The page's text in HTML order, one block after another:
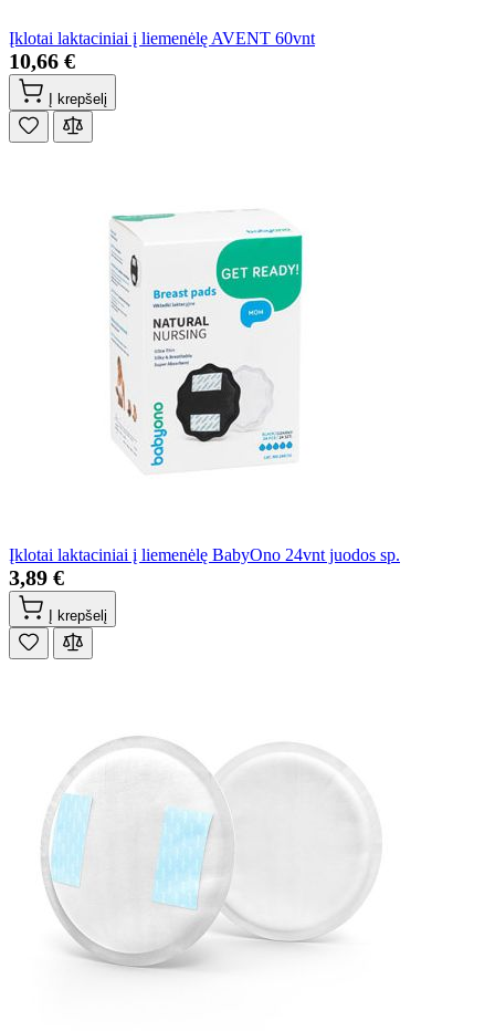
Įklotai laktaciniai į liemenėlę AVENT 60vnt
10,66 €
Į krepšelį
Įklotai laktaciniai į liemenėlę BabyOno 24vnt juodos sp.
3,89 €
Į krepšelį